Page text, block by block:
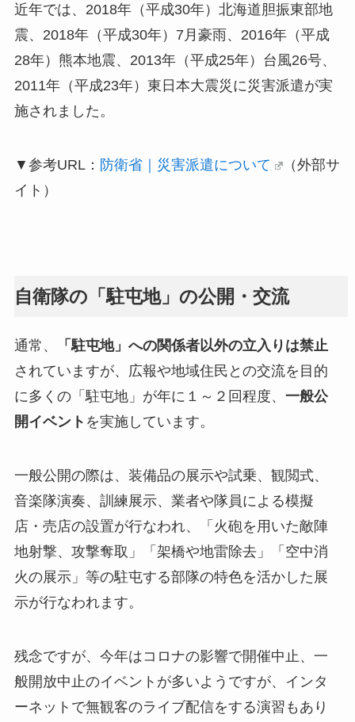
近年では、2018年（平成30年）北海道胆振東部地
震、2018年（平成30年）7月豪雨、2016年（平成
28年）熊本地震、2013年（平成25年）台風26号、
2011年（平成23年）東日本大震災に災害派遣が実
施されました。
▼参考URL： 防衛省｜災害派遣について
（外部サ
イト）
自衛隊の「駐屯地」の公開・交流
通常、
「駐屯地」への関係者以外の立入りは禁止
されていますが、広報や地域住民との交流を目的
に多くの「駐屯地」が年に１～２回程度、 一般公
開イベント を実施しています。
一般公開の際は、装備品の展示や試乗、観閲式、
音楽隊演奏、訓練展示、業者や隊員による模擬
店・売店の設置が行なわれ、「火砲を用いた敵陣
地射撃、攻撃奪取」「架橋や地雷除去」「空中消
火の展示」等の駐屯する部隊の特色を活かした展
示が行なわれます。
残念ですが、今年はコロナの影響で開催中止、一
般開放中止のイベントが多いようですが、インタ
ーネットで無観客のライブ配信をする演習もあり